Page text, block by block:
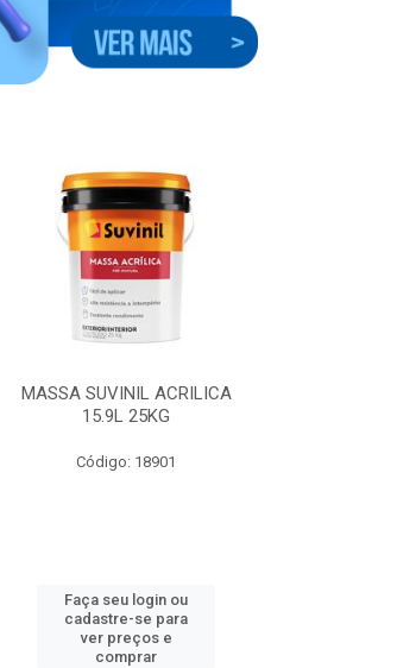
MASSA SUVINIL ACRILICA
15.9L 25KG
Código: 18901
Faça seu login ou
cadastre-se para
ver preços e
comprar